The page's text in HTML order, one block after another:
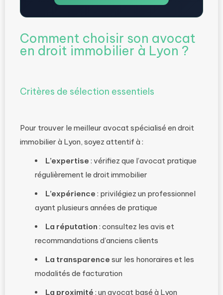
Comment choisir son avocat
en droit immobilier à Lyon ?
Critères de sélection essentiels
Pour trouver le meilleur avocat spécialisé en droit
immobilier à Lyon, soyez attentif à :
L’expertise : vérifiez que l’avocat pratique
régulièrement le droit immobilier
L’expérience : privilégiez un professionnel
ayant plusieurs années de pratique
La réputation : consultez les avis et
recommandations d’anciens clients
La transparence sur les honoraires et les
modalités de facturation
La proximité : un avocat basé à Lyon